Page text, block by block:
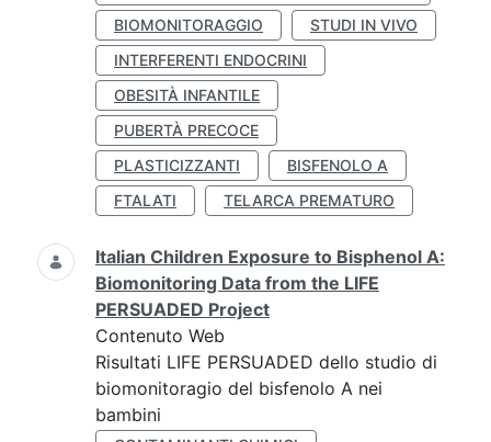
BIOMONITORAGGIO
STUDI IN VIVO
INTERFERENTI ENDOCRINI
OBESITÀ INFANTILE
PUBERTÀ PRECOCE
PLASTICIZZANTI
BISFENOLO A
FTALATI
TELARCA PREMATURO
Italian Children Exposure to Bisphenol A:
Biomonitoring Data from the LIFE
PERSUADED Project
Contenuto Web
Risultati LIFE PERSUADED dello studio di
biomonitoragio del bisfenolo A nei
bambini